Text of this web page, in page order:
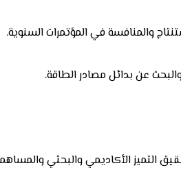
التميز الأكاديمي والبحثي